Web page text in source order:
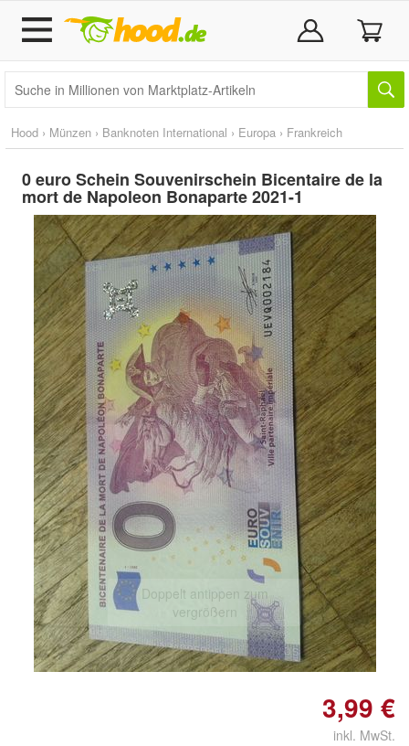
Hood › Münzen › Banknoten International › Europa › Frankreich
0 euro Schein Souvenirschein Bicentaire de la
mort de Napoleon Bonaparte 2021-1
Doppelt antippen zum
vergrößern
3,99 €
inkl. MwSt.